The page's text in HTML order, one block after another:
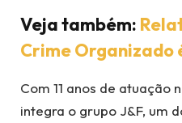
Veja também:
Crime Organizado
Com 11 anos de atuação
integra o grupo J&F, um